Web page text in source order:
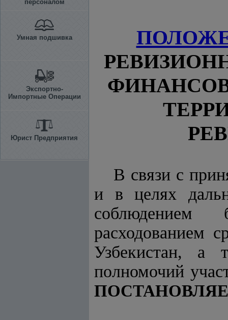
персоналом
Умная подшивка
Экспортно-
Импортные Операции
Юрист Предприятия
В связи с
и в целях
соблюдением
расходованием
Узбекистан, а
полномочий